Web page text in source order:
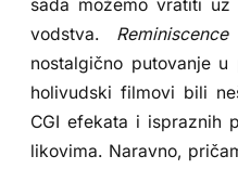
sada možemo vratiti
vodstva. Reminiscence
nostalgično putovanje
holivudski filmovi bili
CGI efekata i ispraznih
likovima. Naravno,